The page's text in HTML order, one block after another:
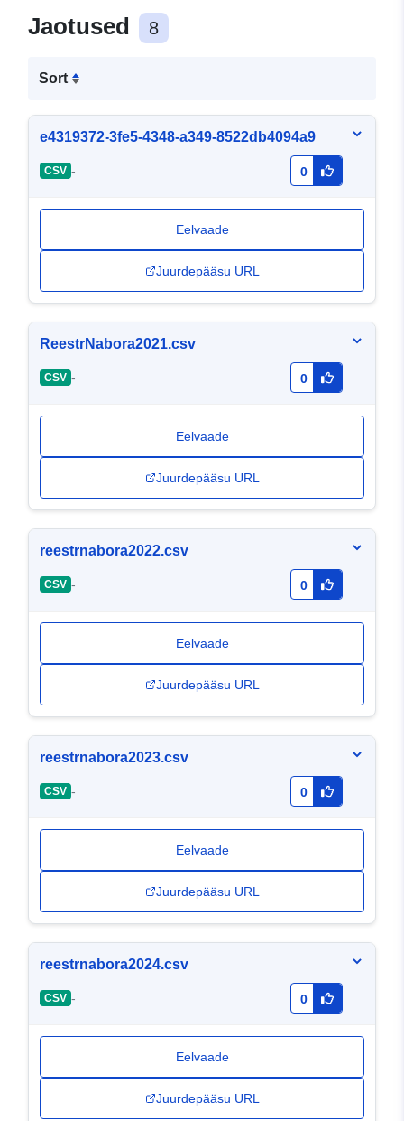
Jaotused 8
Sort
e4319372-3fe5-4348-a349-8522db4094a9
CSV - 0
Eelvaade
Juurdepääsu URL
ReestrNabora2021.csv
CSV - 0
Eelvaade
Juurdepääsu URL
reestrnabora2022.csv
CSV - 0
Eelvaade
Juurdepääsu URL
reestrnabora2023.csv
CSV - 0
Eelvaade
Juurdepääsu URL
reestrnabora2024.csv
CSV - 0
Eelvaade
Juurdepääsu URL